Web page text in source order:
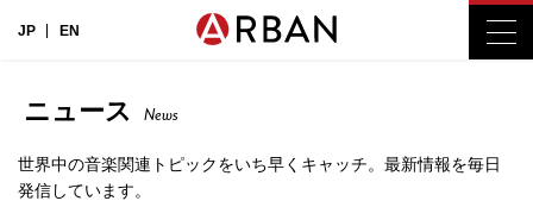
JP EN
ニュース News
世界中の音楽関連トピックをいち早くキャッチ。最新情報を毎日
発信しています。